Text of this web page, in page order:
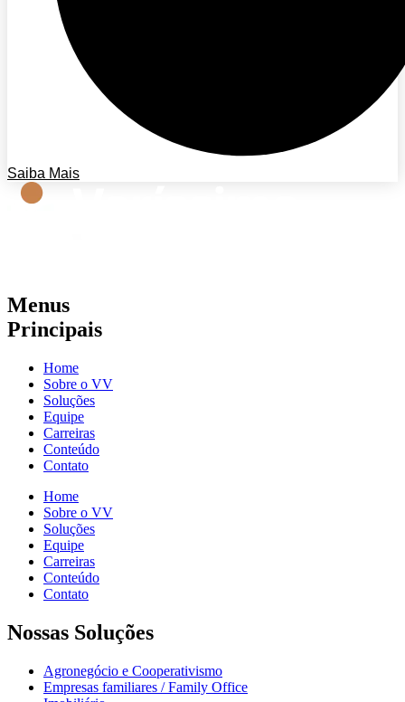
Saiba Mais
Menus
Principais
Home
Sobre o VV
Soluções
Equipe
Carreiras
Conteúdo
Contato
Home
Sobre o VV
Soluções
Equipe
Carreiras
Conteúdo
Contato
Nossas Soluções
Agronegócio e Cooperativismo
Empresas familiares / Family Office